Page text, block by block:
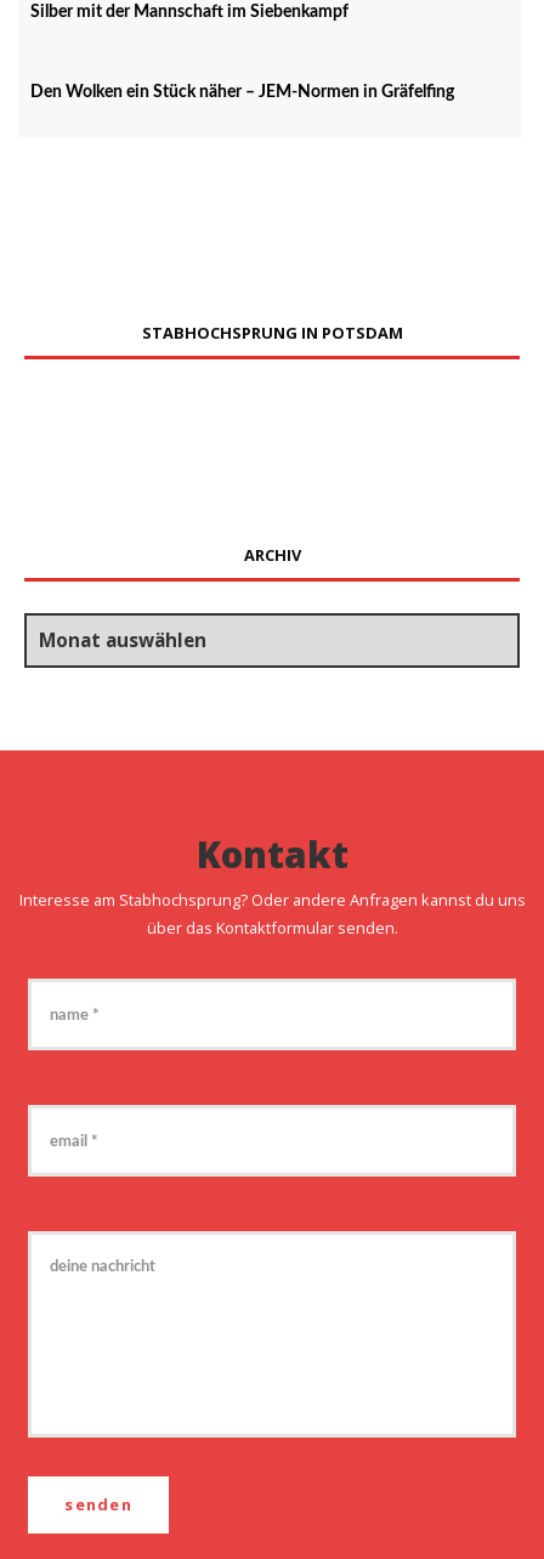
Silber mit der Mannschaft im Siebenkampf
Den Wolken ein Stück näher – JEM-Normen in Gräfelfing
STABHOCHSPRUNG IN POTSDAM
ARCHIV
Archiv
Kontakt
Interesse am Stabhochsprung? Oder andere Anfragen kannst du uns
über das Kontaktformular senden.